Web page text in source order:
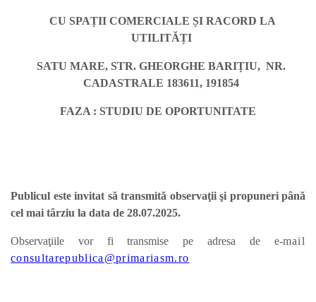
CU SPAȚII COMERCIALE ȘI RACORD LA
UTILITĂȚI
SATU MARE, STR. GHEORGHE BARIȚIU, NR.
CADASTRALE 183611, 191854
FAZA : STUDIU DE OPORTUNITATE
Publicul este invitat să transmită observaţii şi propuneri până
cel mai târziu la data de 28.07.2025.
Observaţiile vor fi transmise pe adresa de e-mail
consultarepublica@primariasm.ro